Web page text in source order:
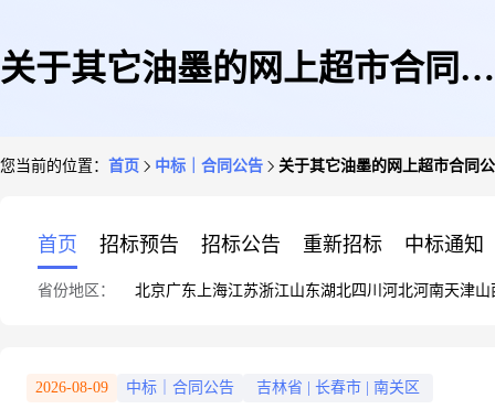
关于其它油墨的网上超市合同公
您当前的位置： 首页 中标｜合同公告 关于其它油墨的网上超市合同
首页 招标预告 招标公告 重新招标 中标通知
省份地区： 北京广东 上海江苏浙江山东湖北四川 河北河南天津山
2026-08-09 中标｜合同公告 吉林省 长春市 南关区